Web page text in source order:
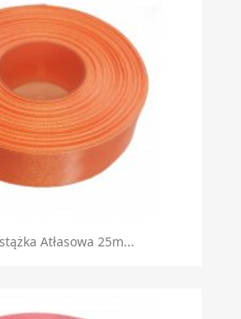
Atłasowa 25m...